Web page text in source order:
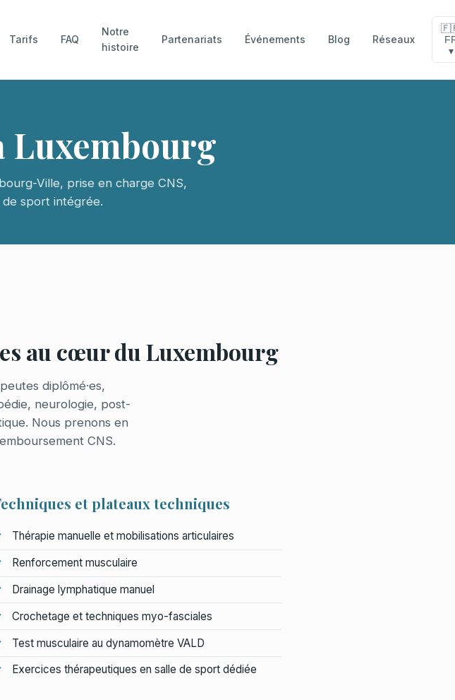
Tarifs FAQ
Notre
histoire
Partenariats Événements Blog Réseaux
▾
Luxembourg
Ville, prise en charge CNS,
sport intégrée.
au cœur du Luxembourg
diplômé·es,
neurologie, post-
Nous prenons en
CNS.
et plateaux techniques
Thérapie manuelle et mobilisations articulaires
Renforcement musculaire
Drainage lymphatique manuel
Crochetage et techniques myo-fasciales
Test musculaire au dynamomètre VALD
Exercices thérapeutiques en salle de sport dédiée